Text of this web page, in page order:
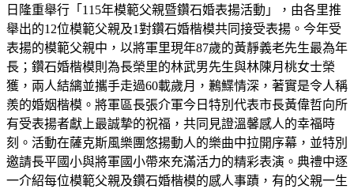
日隆重舉行「115年模範父親暨鑽石婚表揚活動」，由各里推
舉出的12位模範父親及1對鑽石婚楷模共同接受表揚。今年受
表揚的模範父親中，以將軍里現年87歲的黃靜義老先生最為年
長；鑽石婚楷模則為長榮里的林武男先生與林陳月桃女士榮
獲，兩人結縭並攜手走過60載歲月，鶼鰈情深，著實是令人稱
羨的婚姻楷模。將軍區長張介軍今日特別代表市長黃偉哲向所
有受表揚者獻上最誠摯的祝福，共同見證溫馨感人的幸福時
刻。活動在薩克斯風樂團悠揚動人的樂曲中拉開序幕，並特別
邀請長平國小與將軍國小帶來充滿活力的精彩表演。典禮中逐
一介紹每位模範父親及鑽石婚楷模的感人事蹟，有的父親一生